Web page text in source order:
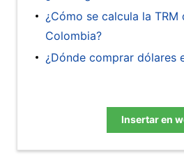
¿Cómo se calcula la TRM
Colombia?
¿Dónde comprar dólares
Insertar en